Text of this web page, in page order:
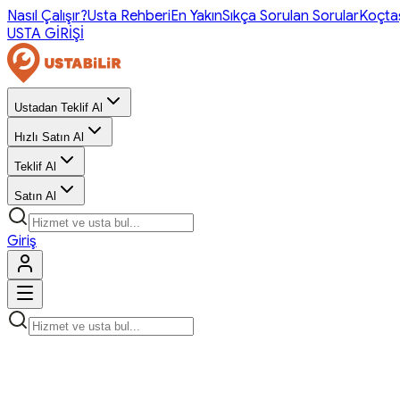
Nasıl Çalışır?Usta RehberiEn YakınSıkça Sorulan Sorular
USTA GİRİŞİ
Ustadan Teklif Al
Hızlı Satın Al
Teklif Al
Satın Al
Giriş